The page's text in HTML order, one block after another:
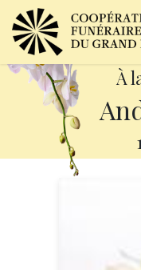
À